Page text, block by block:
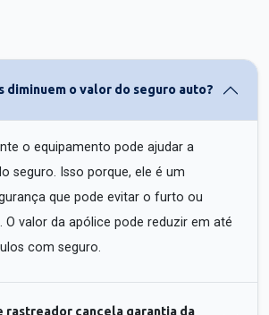
diminuem o valor do seguro auto?
o equipamento pode ajudar a
seguro. Isso porque, ele é um
que pode evitar o furto ou
O valor da apólice pode reduzir em até
com seguro.
rastreador cancela garantia da